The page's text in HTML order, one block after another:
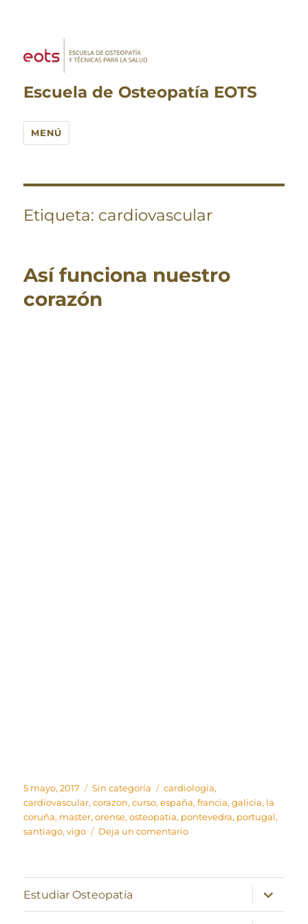
Escuela de Osteopatía EOTS
MENÚ
Etiqueta: cardiovascular
Así funciona nuestro
corazón
Publicado
el
5 mayo, 2017 Categorías
Sin categoría Etiquetas
cardiologia,
cardiovascular,corazon,curso,españa,francia,galicia, la
coruña, master,orense,osteopatia, pontevedra, portugal,
santiago,vigo Deja un comentarioen
Estudiar Osteopatía
expande
el
menú